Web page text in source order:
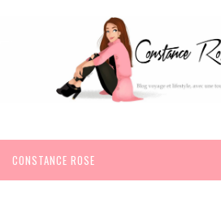
CONSTANCE ROSE